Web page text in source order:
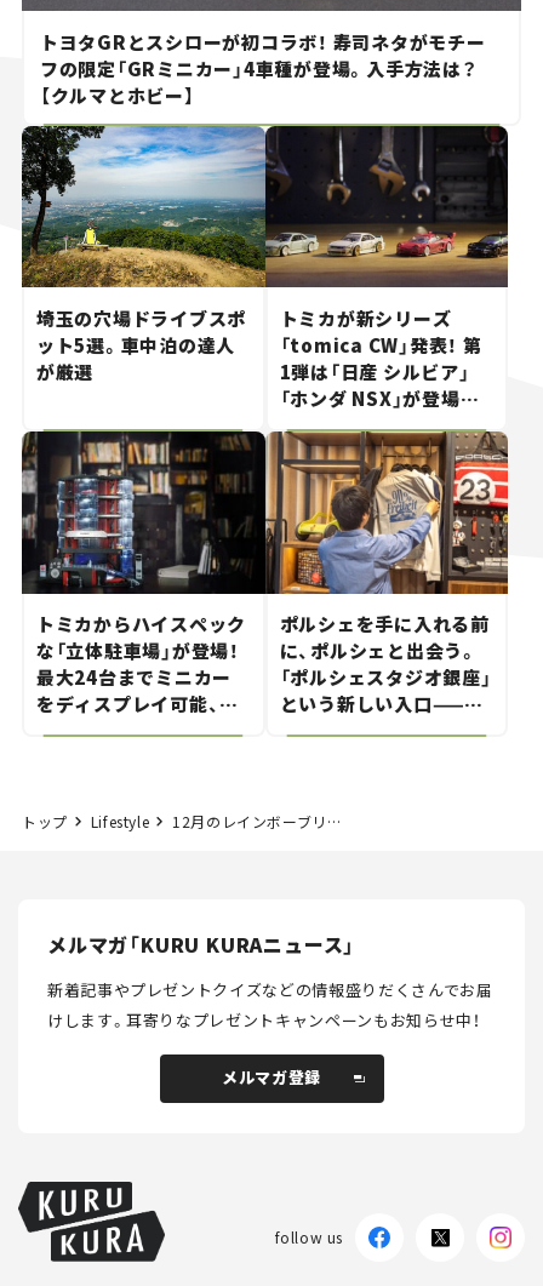
トヨタGRとスシローが初コラボ！ 寿司ネタがモチー
フの限定「GRミニカー」4車種が登場。入手方法は？
【クルマとホビー】
埼玉の穴場ドライブスポ
ット5選。車中泊の達人
が厳選
トミカが新シリーズ
「tomica CW」発表！ 第
1弾は「日産 シルビア」
「ホンダ NSX」が登場。
世界が注目す
る“JDM"に焦点【クルマ
とホビー】
トミカからハイスペック
な「立体駐車場」が登場！
最大24台までミニカー
をディスプレイ可能、特
別な「日産 GT-R
ポルシェを手に入れる前
に、ポルシェと出会う。
「ポルシェスタジオ銀座」
という新しい入口——連
載｜CCGとクルマでどう
トップ Lifestyle 12月のレインボーブリッジはスペシャルライトアップを実施！ 花火とのコラボでクリスマスムードも高まる！
メルマガ「KURU KURAニュース」
新着記事やプレゼントクイズなどの情報盛りだくさんでお届
けします。耳寄りなプレゼントキャンペーンもお知らせ中！
メルマガ登録
follow us